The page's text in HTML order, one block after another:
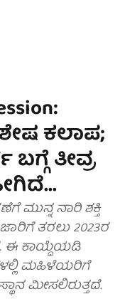
ಕಲಾಪ;
ತೀವ್ರ
ಮುನ್ನ ನಾರಿ ಶಕ್ತಿ
ತರಲು 2023ರ
ಈ ಕಾಯ್ದೆಯಡಿ
ಮಹಿಳೆಯರಿಗೆ
ಮೀಸಲಿರುತ್ತದೆ.